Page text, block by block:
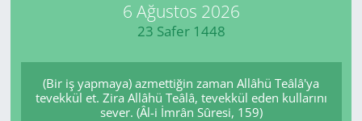
6 Ağustos 2026
23 Safer 1448
(Bir iş yapmaya) azmettiğin zaman Allâhü Teâlâ'ya
tevekkül et. Zira Allâhü Teâlâ, tevekkül eden kullarını
sever. (Âl-i İmrân Sûresi, 159)